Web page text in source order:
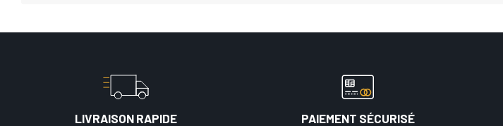
LIVRAISON RAPIDE
PAIEMENT SÉCURISÉ